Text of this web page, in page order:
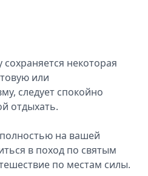
некоторая
или
следует спокойно
отдыхать.
на вашей
в поход по святым
по местам силы.